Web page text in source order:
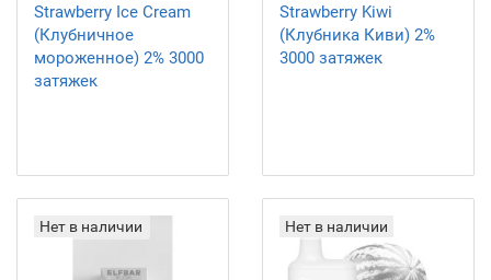
Strawberry Ice Cream
(Клубничное
мороженное) 2% 3000
затяжек
Strawberry Kiwi
(Клубника Киви) 2%
3000 затяжек
Нет в наличии Нет в наличии